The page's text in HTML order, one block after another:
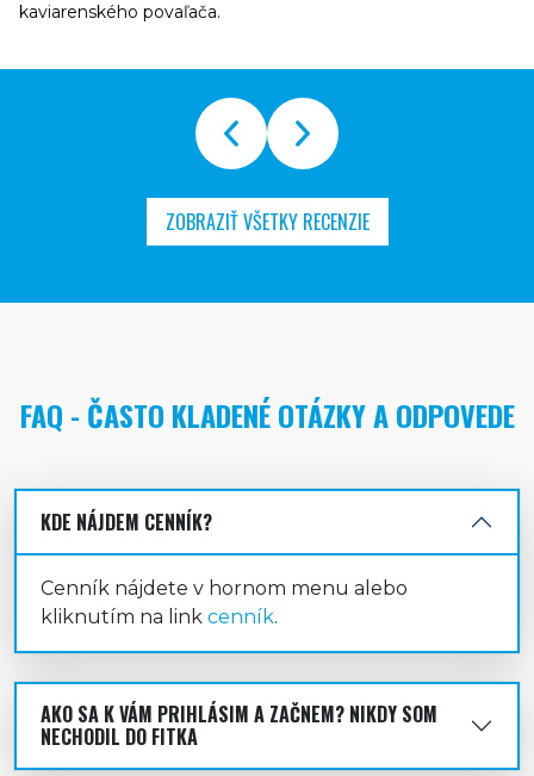
kaviarenského povaľača.
ZOBRAZIŤ VŠETKY RECENZIE
FAQ - ČASTO KLADENÉ OTÁZKY A ODPOVEDE
KDE NÁJDEM CENNÍK?
Cenník nájdete v hornom menu alebo
kliknutím na link cenník.
AKO SA K VÁM PRIHLÁSIM A ZAČNEM? NIKDY SOM
NECHODIL DO FITKA